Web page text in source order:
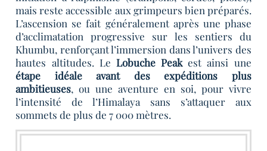
mais reste accessible aux grimpeurs bien préparés.
L’ascension se fait généralement après une phase
d’acclimatation progressive sur les sentiers du
Khumbu, renforçant l’immersion dans l’univers des
hautes altitudes. Le Lobuche Peakest ainsi une
étape idéale avant des expéditions plus
ambitieuses, ou une aventure en soi, pour vivre
l’intensité de l’Himalaya sans s’attaquer aux
sommets de plus de 7 000 mètres.